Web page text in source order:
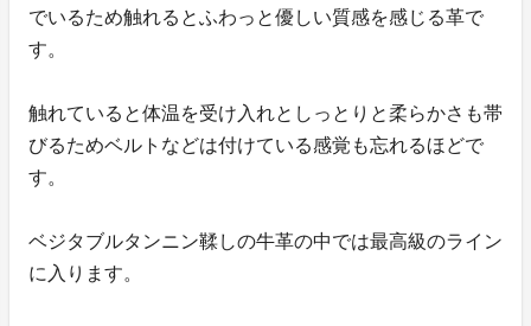
でいるため触れるとふわっと優しい質感を感じる革で
す。
触れていると体温を受け入れとしっとりと柔らかさも帯
びるためベルトなどは付けている感覚も忘れるほどで
す。
ベジタブルタンニン鞣しの牛革の中では最高級のライン
に入ります。